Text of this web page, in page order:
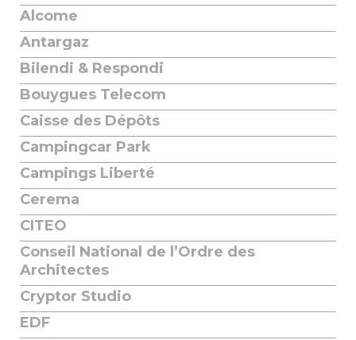
Alcome
Antargaz
Bilendi & Respondi
Bouygues Telecom
Caisse des Dépôts
Campingcar Park
Campings Liberté
Cerema
CITEO
Conseil National de l’Ordre des
Architectes
Cryptor Studio
EDF